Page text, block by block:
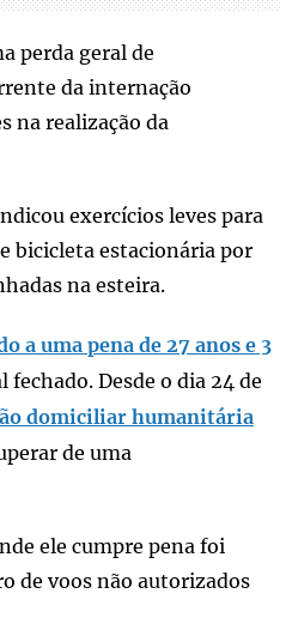
perda geral de
da internação
na realização da
exercícios leves para
bicicleta estacionária por
na esteira.
a uma pena de 27 anos e 3
Desde o dia 24 de
domiciliar humanitária
de uma
ele cumpre pena foi
de voos não autorizados